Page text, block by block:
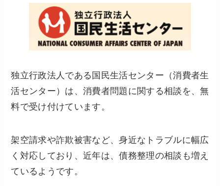
独立行政法人である国民生活センター（消費者生
活センター）は、消費者問題に関する相談を、無
料で受け付けています。
架空請求や詐欺被害など、身近なトラブルに幅広
く対応しており、近年は、債務整理の相談も増え
ているようです。